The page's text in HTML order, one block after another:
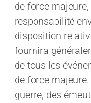
de force
responsabilité
disposition
fournira
de tous les
de force
guerre, des